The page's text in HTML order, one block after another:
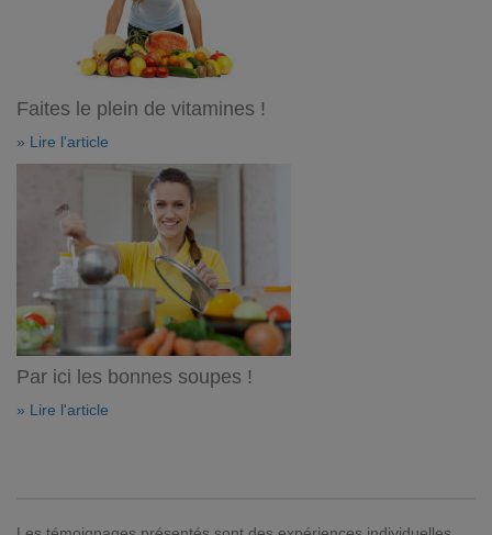
Faites le plein de vitamines !
» Lire l'article
Par ici les bonnes soupes !
» Lire l'article